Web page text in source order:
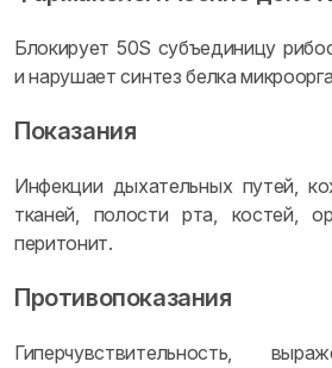
Блокирует 50S субъединицу
и нарушает синтез белка
Показания
Инфекции дыхательных путей,
тканей, полости рта, костей,
перитонит.
Противопоказания
Гиперчувствительность,